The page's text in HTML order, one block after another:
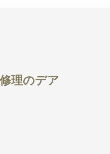
理のデア